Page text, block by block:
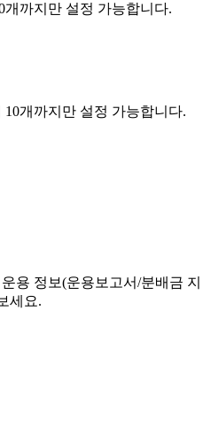
까지만 설정 가능합니다.
개까지만 설정 가능합니다.
용 정보(운용보고서/분배금 지
세요.